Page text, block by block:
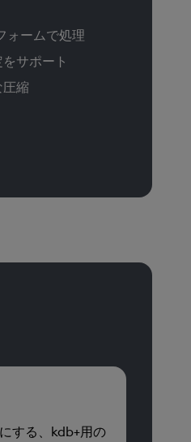
ォームで処理
サポート
縮
する、kdb+用の